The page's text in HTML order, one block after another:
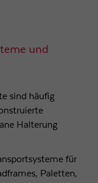
und
sind häufig
Halterung
für
Paletten,